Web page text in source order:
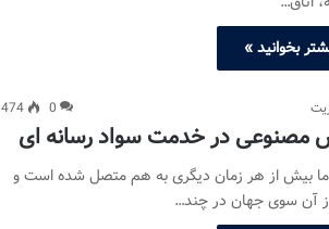
بخوانید »
0
474
در خدمت سواد رسانه ای
ما بیش از هر زمان دیگری به هم متصل شده است و
از آن سوی جهان در چند…